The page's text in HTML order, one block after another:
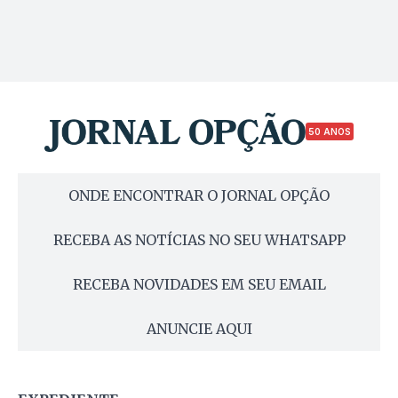
50 ANOS
ONDE ENCONTRAR O JORNAL OPÇÃO
RECEBA AS NOTÍCIAS NO SEU WHATSAPP
RECEBA NOVIDADES EM SEU EMAIL
ANUNCIE AQUI